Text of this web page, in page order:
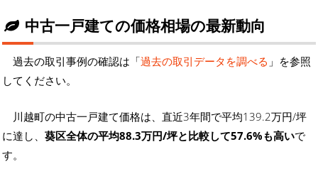
中古一戸建ての価格相場の最新動向
過去の取引事例の確認は「過去の取引データを調べる 」を参照
してください。
川越町の中古一戸建て価格は、直近3年間で平均139.2万円/坪
に達し、 葵区全体の平均88.3万円/坪と比較して57.6%も高いで
す。